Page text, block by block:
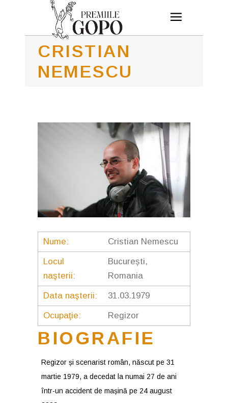
CRISTIAN
NEMESCU
Nume: Cristian Nemescu
Locul
naşterii:
București,
Romania
Data naşterii: 31.03.1979
Ocupaţie: Regizor
BIOGRAFIE
Regizor și scenarist român, născut pe 31
martie 1979, a decedat la numai 27 de ani
într-un accident de mașină pe 24 august